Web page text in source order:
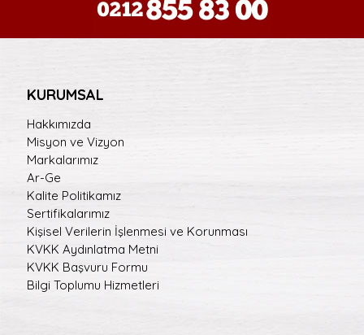
KURUMSAL
Hakkımızda
Misyon ve Vizyon
Markalarımız
Ar-Ge
Kalite Politikamız
Sertifikalarımız
Kişisel Verilerin İşlenmesi ve Korunması
KVKK Aydınlatma Metni
KVKK Başvuru Formu
Bilgi Toplumu Hizmetleri